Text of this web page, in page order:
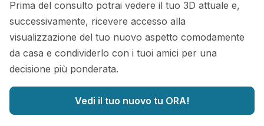
Prima del consulto potrai vedere il tuo 3D attuale e,
successivamente, ricevere accesso alla
visualizzazione del tuo nuovo aspetto comodamente
da casa e condividerlo con i tuoi amici per una
decisione più ponderata.
Vedi il tuo nuovo tu ORA!